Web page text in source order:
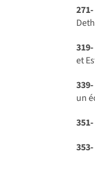
271-
319-
et
339-
un
351-
353-